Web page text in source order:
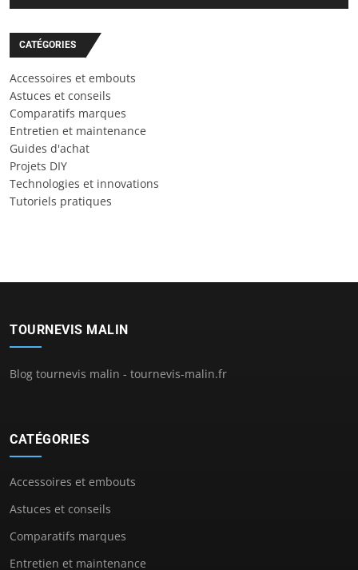
CATÉGORIES
Accessoires et embouts
Astuces et conseils
Comparatifs marques
Entretien et maintenance
Guides d'achat
Projets DIY
Technologies et innovations
Tutoriels pratiques
TOURNEVIS MALIN
Blog tournevis malin - tournevis-malin.fr
CATÉGORIES
Accessoires et embouts
Astuces et conseils
Comparatifs marques
Entretien et maintenance